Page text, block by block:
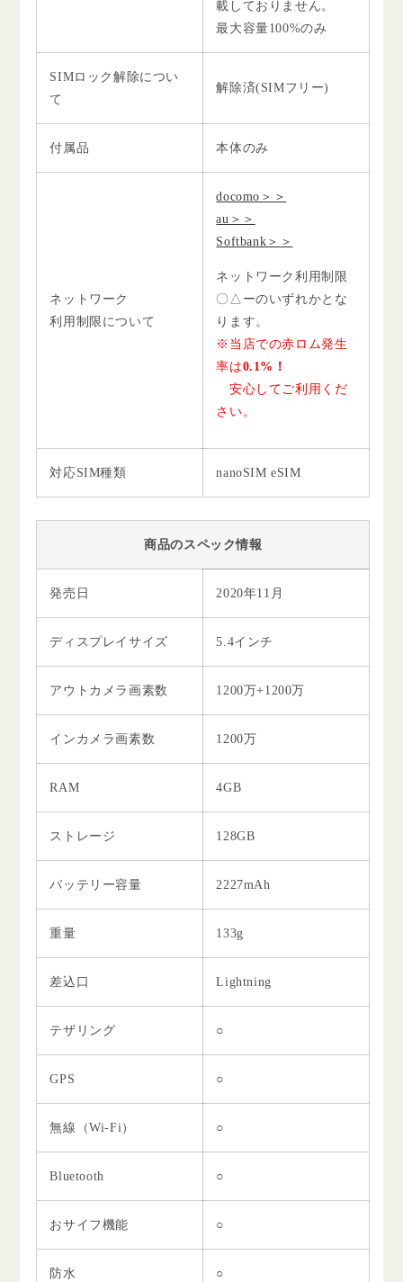
載しておりません。
最大容量100%のみ
SIMロック解除につい
て
解除済(SIMフリー)
付属品 本体のみ
ネットワーク
利用制限について
docomo＞＞
au＞＞
Softbank＞＞
ネットワーク利用制限
〇△ーのいずれかとな
ります。
※当店での赤ロム発生
率は0.1%！
安心してご利用くだ
さい。
対応SIM種類 nanoSIM eSIM
商品のスペック情報
発売日 2020年11月
ディスプレイサイズ 5.4インチ
アウトカメラ画素数 1200万+1200万
インカメラ画素数 1200万
RAM 4GB
ストレージ 128GB
バッテリー容量 2227mAh
重量 133g
差込口 Lightning
テザリング ○
GPS ○
無線（Wi-Fi） ○
Bluetooth ○
おサイフ機能 ○
防水 ○